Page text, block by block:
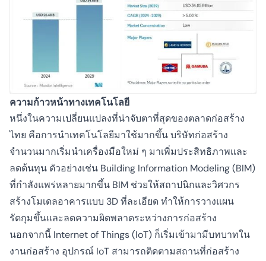
ความก้าวหน้าทางเทคโนโลยี
หนึ่งในความเปลี่ยนแปลงที่น่าจับตาที่สุดของตลาดก่อสร้าง
ไทย คือการนำเทคโนโลยีมาใช้มากขึ้น บริษัทก่อสร้าง
จำนวนมากเริ่มนำเครื่องมือใหม่ ๆ มาเพิ่มประสิทธิภาพและ
ลดต้นทุน ตัวอย่างเช่น Building Information Modeling (BIM)
ที่กำลังแพร่หลายมากขึ้น BIM ช่วยให้สถาปนิกและวิศวกร
สร้างโมเดลอาคารแบบ 3D ที่ละเอียด ทำให้การวางแผน
รัดกุมขึ้นและลดความผิดพลาดระหว่างการก่อสร้าง
นอกจากนี้ Internet of Things (IoT) ก็เริ่มเข้ามามีบทบาทใน
งานก่อสร้าง อุปกรณ์ IoT สามารถติดตามสถานที่ก่อสร้าง